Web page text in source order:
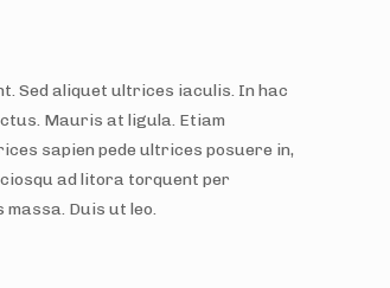
Sed aliquet ultrices iaculis. In hac
Mauris at ligula. Etiam
sapien pede ultrices posuere in,
ad litora torquent per
Duis ut leo.